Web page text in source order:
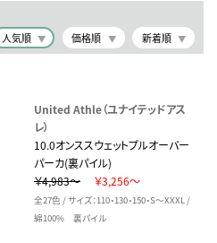
人気順 価格順 新着順
United Athle（ユナイテッドアス
レ）
10.0オンススウェットプルオーバー
パーカ(裏パイル)
￥4,983～
￥3,256～
全27色 / サイズ：110・130・150・S～XXXL /
綿100% 裏パイル